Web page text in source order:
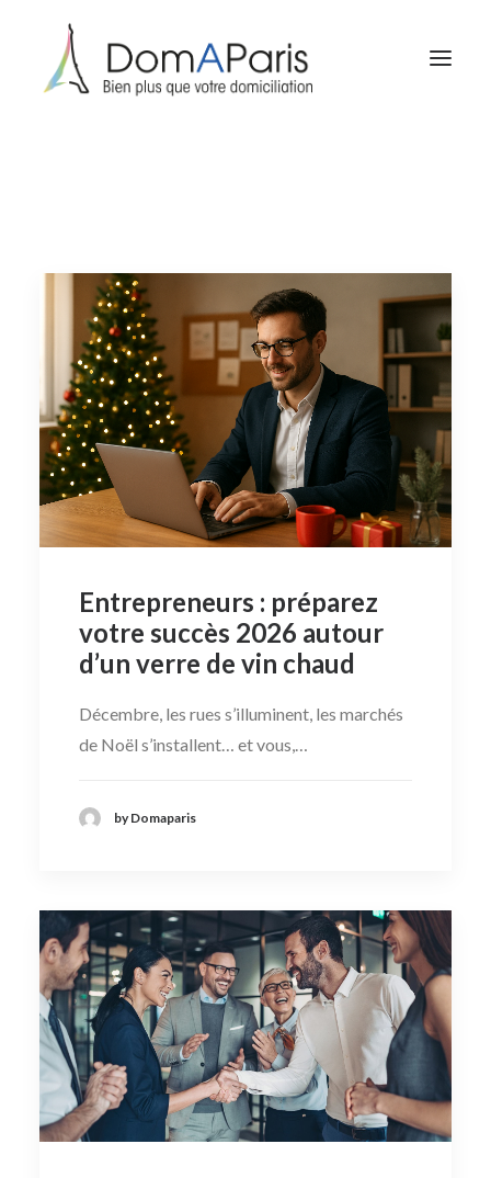
sur mesure
Adresse postale
pour particuliers
Formalités
d’entreprise
Club Réseau
Contact
01 44 29 73 73
Panier
Entrepreneurs : préparez
votre succès 2026 autour
d’un verre de vin chaud
Décembre, les rues s’illuminent, les marchés
de Noël s’installent… et vous,…
by Domaparis